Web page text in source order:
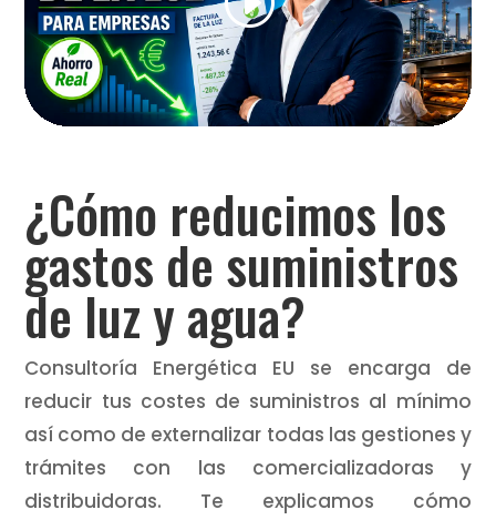
¿Cómo reducimos los
gastos de suministros
de luz y agua?
Consultoría Energética EU se encarga de
reducir tus costes de suministros al mínimo
así como de externalizar todas las gestiones y
trámites con las comercializadoras y
distribuidoras. Te explicamos cómo